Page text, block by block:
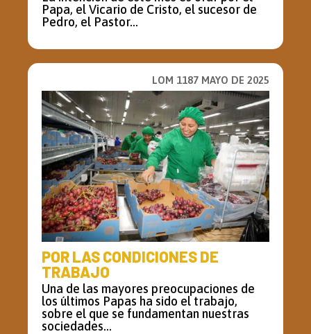
Papa, el Vicario de Cristo, el sucesor de
Pedro, el Pastor...
LOM 1187 MAYO DE 2025
POR LAS CONDICIONES DE
TRABAJO
Una de las mayores preocupaciones de
los últimos Papas ha sido el trabajo,
sobre el que se fundamentan nuestras
sociedades...